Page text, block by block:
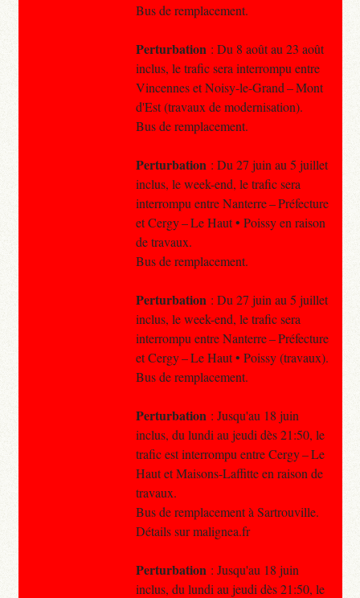
Bus de remplacement.
Perturbation : Du 8 août au 23 août
inclus, le trafic sera interrompu entre
Vincennes et Noisy-le-Grand – Mont
d'Est (travaux de modernisation).
Bus de remplacement.
Perturbation : Du 27 juin au 5 juillet
inclus, le week-end, le trafic sera
interrompu entre Nanterre – Préfecture
et Cergy – Le Haut • Poissy en raison
de travaux.
Bus de remplacement.
Perturbation : Du 27 juin au 5 juillet
inclus, le week-end, le trafic sera
interrompu entre Nanterre – Préfecture
et Cergy – Le Haut • Poissy (travaux).
Bus de remplacement.
Perturbation : Jusqu'au 18 juin
inclus, du lundi au jeudi dès 21:50, le
trafic est interrompu entre Cergy – Le
Haut et Maisons-Laffitte en raison de
travaux.
Bus de remplacement à Sartrouville.
Détails sur malignea.fr
Perturbation : Jusqu'au 18 juin
inclus, du lundi au jeudi dès 21:50, le